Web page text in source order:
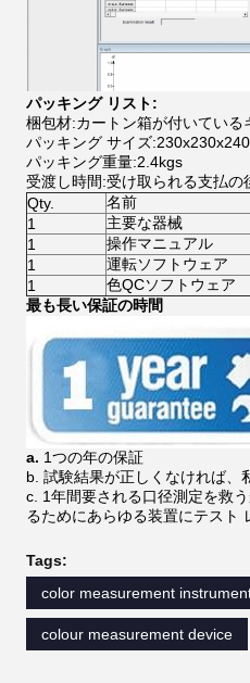
パッキング リスト:
梱包材:カートン箱が付いている
パッキング サイズ
パッキング重量:2.4kgs
受渡し時間:受け取られる支払の
Qty.
名前
1
主要な器械
1
操作マニュアル
1
運転ソフトウェア
1
色QCソフトウェア
最も長い保証の時間
a. 1つの年の保証
b. 試験結果が正しくなければ、
c. 1年間要される口径測定を救
るためにあらゆる装置にテスト
Tags:
color measurement
colour measurement device